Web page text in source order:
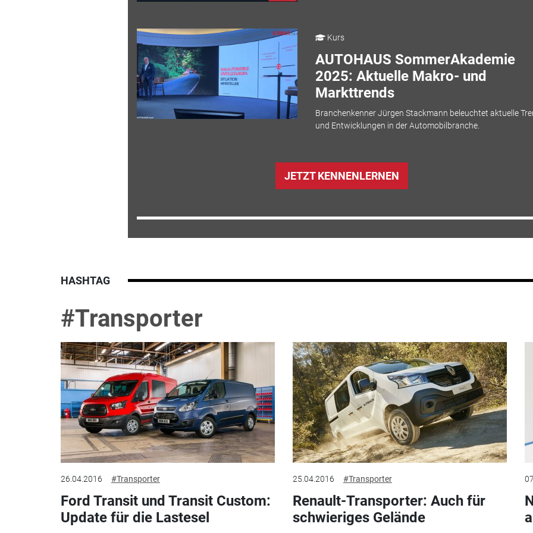
Kurs
AUTOHAUS SommerAkademie
2025: Aktuelle Makro- und
Markttrends
Branchenkenner Jürgen Stackmann beleuchtet aktuelle
und Entwicklungen in der Automobilbranche.
JETZT KENNENLERNEN
HASHTAG
#Transporter
26.04.2016 #Transporter
Ford Transit und Transit Custom:
Update für die Lastesel
25.04.2016 #Transporter
Renault-Transporter: Auch für
schwieriges Gelände